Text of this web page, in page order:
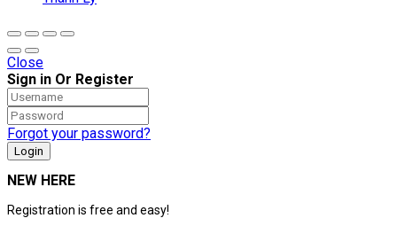
Close
Sign in Or Register
Forgot your password?
NEW HERE
Registration is free and easy!